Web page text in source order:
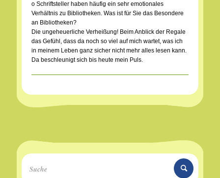
o Schriftsteller haben häufig ein sehr emotionales
Verhältnis zu Bibliotheken. Was ist für Sie das Besondere
an Bibliotheken?
Die ungeheuerliche Verheißung! Beim Anblick der Regale
das Gefühl, dass da noch so viel auf mich wartet, was ich
in meinem Leben ganz sicher nicht mehr alles lesen kann.
Da beschleunigt sich bis heute mein Puls.